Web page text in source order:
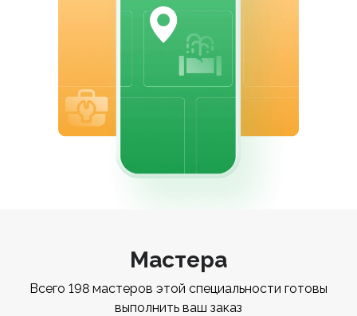
Мастера
Всего 198 мастеров этой специальности готовы
выполнить ваш заказ